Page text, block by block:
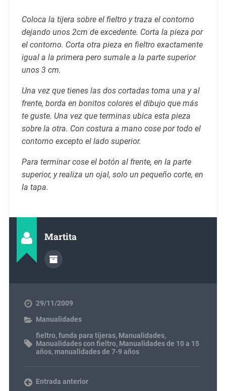
Coloca la tijera sobre el fieltro y traza el contorno
dejando unos 2cm de excedente. Corta la pieza por
el contorno. Corta otra pieza en fieltro exactamente
igual a la primera pero sumale a la parte superior
unos 3 cm.
Una vez que tienes las dos cortadas toma una y al
frente, borda en bonitos colores el dibujo que más
te guste. Una vez que terminas ubica esta pieza
sobre la otra. Con costura a mano cose por todo el
contorno excepto el lado superior.
Para terminar cose el botón al frente, en la parte
superior, y realiza un ojal, solo un pequeño corte, en
la tapa.
Martita
29/11/2009
Manualidades
fieltro,funda para tijeras, Manualidades,
Manualidades con fieltro, Manualidades de 10 a 15
años, manualidades de 7-9 años
Entrada anterior